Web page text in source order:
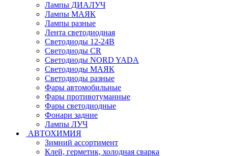
Лампы ДИАЛУЧ
Лампы МАЯК
Лампы разные
Лента светодиодная
Светодиоды 12-24В
Светодиоды CR
Светодиоды NORD YADA
Светодиоды МАЯК
Светодиоды разные
Фары автомобильные
Фары противотуманные
Фары светодиодные
Фонари задние
Лампы ЛУЧ
АВТОХИМИЯ
Зимний ассортимент
Клей, герметик, холодная сварка